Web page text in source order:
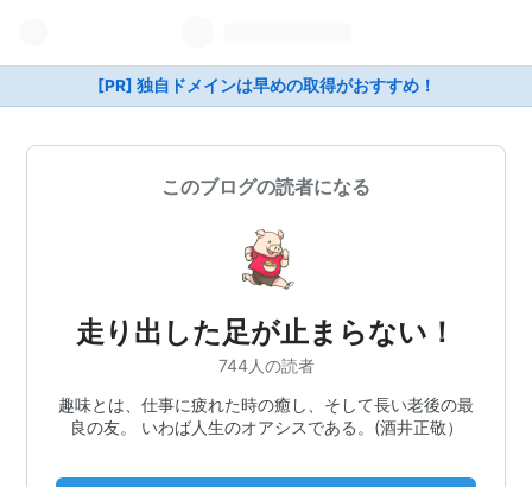
[PR] 独自ドメインは早めの取得がおすすめ！
このブログの読者になる
走り出した足が止まらない！
744人の読者
趣味とは、仕事に疲れた時の癒し、そして長い老後の最
良の友。 いわば人生のオアシスである。(酒井正敬）